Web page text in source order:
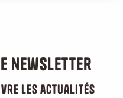
newsletter
les actualités